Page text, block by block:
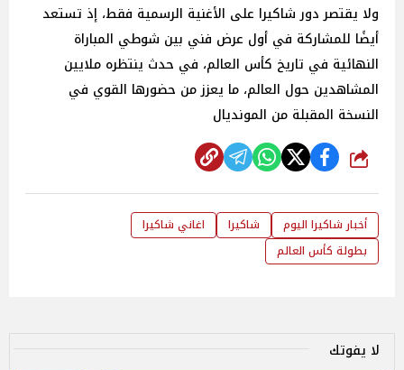
ولا يقتصر دور شاكيرا على الأغنية الرسمية فقط، إذ تستعد
أيضًا للمشاركة في أول عرض فني بين شوطي المباراة
النهائية في تاريخ كأس العالم، في حدث ينتظره ملايين
المشاهدين حول العالم، ما يعزز من حضورها القوي في
النسخة المقبلة من المونديال
شارك
أخبار شاكيرا اليوم شاكيرا
اغاني شاكيرا
بطولة كأس العالم
لا يفوتك